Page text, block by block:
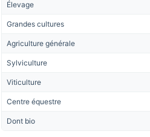
Élevage
Grandes cultures
Agriculture générale
Sylviculture
Viticulture
Centre équestre
Dont bio